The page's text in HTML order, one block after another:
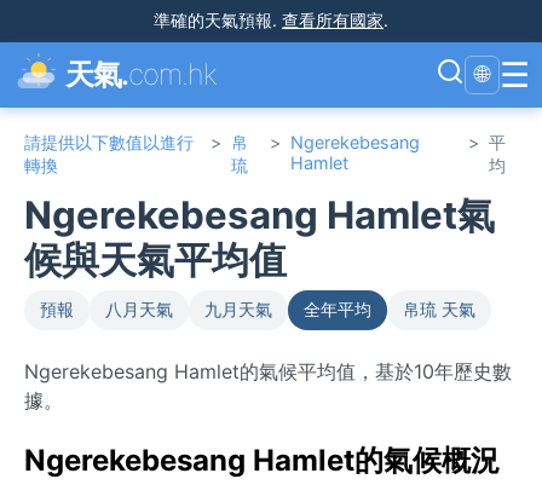
準確的天氣預報. 查看所有國家.
天氣.com.hk 🌐 ☰
請提供以下數值以進行
轉換
>
帛
琉
> Ngerekebesang
Hamlet
> 平
均
Ngerekebesang Hamlet氣
候與天氣平均值
預報 八月天氣 九月天氣 全年平均 帛琉 天氣
Ngerekebesang Hamlet的氣候平均值，基於10年歷史數
據。
Ngerekebesang Hamlet的氣候概況